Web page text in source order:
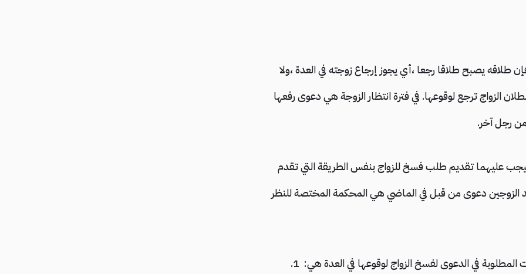
طلاقه يصبح طلاقا رجعا ،أي يجوز إرجاع زوجته في العدة ،ولا
الزواج ترجع لوقوعها. في فترة انتظار الزوجة هي دعوى رفعها
رجل آخر.
عليهما تقديم طلب فسخ للزواج بنفس الطريقة التي تقدم
الزوجين دعوى من قبل في الماضي هي المحكمة المختصة للنظر
يجب فسخ الزواج الذي يحدث أثناء العدة. المستندات المطلوبة في الدعوى لفسخ الزواج لوقوعها في العدة هي: 1.